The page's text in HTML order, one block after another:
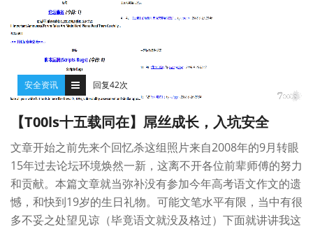
安全资讯 回复42次
【T00ls十五载同在】屌丝成长，入坑安全
文章开始之前先来个回忆杀这组照片来自2008年的9月转眼
15年过去论坛环境焕然一新，这离不开各位前辈师傅的努力
和贡献。本篇文章就当弥补没有参加今年高考语文作文的遗
憾，和快到19岁的生日礼物。可能文笔水平有限，当中有很
多不妥之处望见谅（毕竟语文就没及格过）下面就讲讲我这